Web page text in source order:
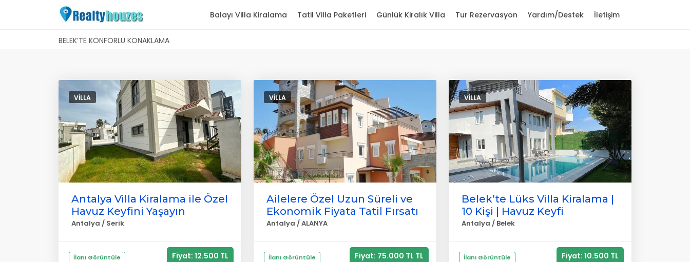
Balayı Villa Kiralama Tatil Villa Paketleri Günlük Kiralık Villa Tur Rezervasyon Yardım/Destek İletişim
BELEK’TE KONFORLU KONAKLAMA
VILLA
Antalya Villa Kiralama ile Özel
Havuz Keyfini Yaşayın
Antalya / Serik
İlanı Görüntüle Fiyat: 12.500 TL
VILLA
Ailelere Özel Uzun Süreli ve
Ekonomik Fiyata Tatil Fırsatı
Antalya / ALANYA
İlanı Görüntüle Fiyat: 75.000 TL TL
VILLA
Belek’te Lüks Villa Kiralama |
10 Kişi | Havuz Keyfi
Antalya / Belek
İlanı Görüntüle Fiyat: 10.500 TL